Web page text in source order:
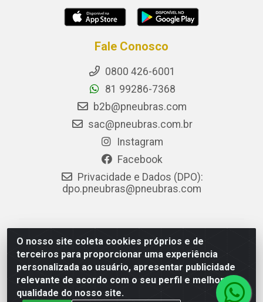
O nosso site coleta cookies próprios e de
terceiros para proporcionar uma experiência
personalizada ao usuário, apresentar publicidade
relevante de acordo com o seu perfil e melhorar a
qualidade do nosso site.
Fale Conosco
0800 426-6001
81 99286-7368
b2b@pneubras.com
sac@pneubras.com.br
Instagram
Facebook
Privacidade e Dados (DPO):
dpo.pneubras@pneubras.com
PneuBras - Rodovia BR-101, KM 82 - Prazeres,
Jaboatão dos Guararapes/PE - CEP 54.335-000 - CNPJ
08.678.386/0001-05 - Pneubras Comércio de Pneus
Ltda